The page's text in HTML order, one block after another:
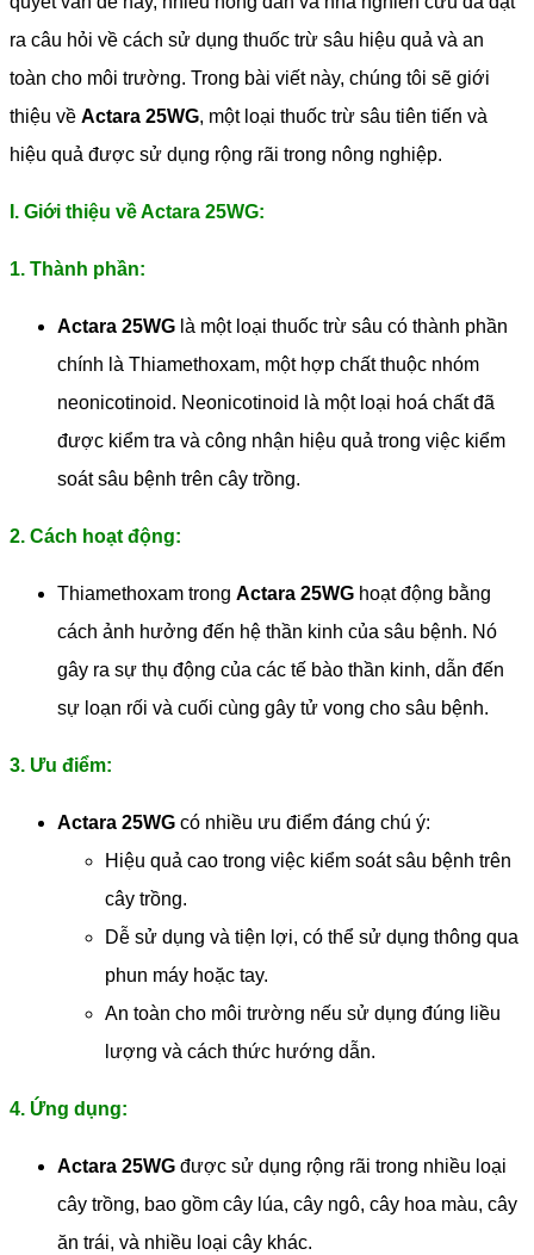
ra câu hỏi về cách sử dụng thuốc trừ sâu hiệu quả và an
toàn cho môi trường. Trong bài viết này, chúng tôi sẽ giới
thiệu về Actara 25WG, một loại thuốc trừ sâu tiên tiến và
hiệu quả được sử dụng rộng rãi trong nông nghiệp.
I. Giới thiệu về Actara 25WG:
1. Thành phần:
Actara 25WG là một loại thuốc trừ sâu có thành phần
chính là Thiamethoxam, một hợp chất thuộc nhóm
neonicotinoid. Neonicotinoid là một loại hoá chất đã
được kiểm tra và công nhận hiệu quả trong việc kiểm
soát sâu bệnh trên cây trồng.
2. Cách hoạt động:
Thiamethoxam trong Actara 25WG hoạt động bằng
cách ảnh hưởng đến hệ thần kinh của sâu bệnh. Nó
gây ra sự thụ động của các tế bào thần kinh, dẫn đến
sự loạn rối và cuối cùng gây tử vong cho sâu bệnh.
3. Ưu điểm:
Actara 25WG có nhiều ưu điểm đáng chú ý:
Hiệu quả cao trong việc kiểm soát sâu bệnh trên
cây trồng.
Dễ sử dụng và tiện lợi, có thể sử dụng thông qua
phun máy hoặc tay.
An toàn cho môi trường nếu sử dụng đúng liều
lượng và cách thức hướng dẫn.
4. Ứng dụng:
Actara 25WG được sử dụng rộng rãi trong nhiều loại
cây trồng, bao gồm cây lúa, cây ngô, cây hoa màu, cây
ăn trái, và nhiều loại cây khác.